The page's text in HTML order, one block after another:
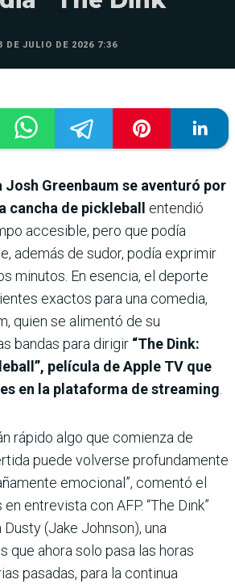
DE JULIO DE 2026 7:36
Josh Greenbaum se aventuró por
cancha de pickleball
entendió
accesible, pero que podía
además de sudor, podía exprimir
minutos. En esencia, el deporte
exactos para una comedia,
quien se alimentó de su
bandas para dirigir “The Dink:
película de Apple TV que
en la plataforma de streaming.
rápido algo que comienza de
puede volverse profundamente
emocional”, comentó el
entrevista con AFP. “The Dink”
Dusty (Jake Johnson), una
que ahora solo pasa las horas
pasadas, para la continua